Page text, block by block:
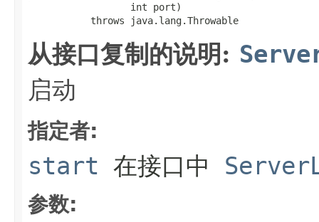
                  int port)
           throws java.lang.Throwable
从接口复制的说明:
启动
指定者:
start 在接口中
参数: